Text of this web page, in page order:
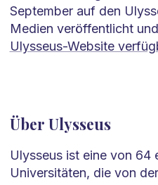
September auf den
Medien veröffentlicht
Ulysseus-Website
Über Ulysseus
Ulysseus ist eine von 64
Universitäten, die von